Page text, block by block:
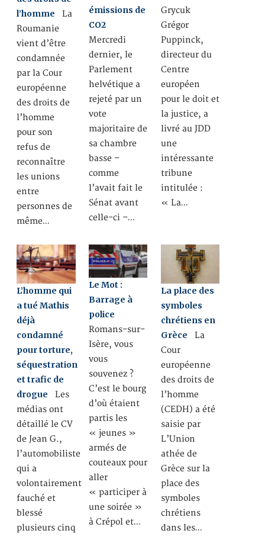
l’homme La
Roumanie
vient d’être
condamnée
par la Cour
européenne
des droits de
l’homme
pour son
refus de
reconnaître
les unions
entre
personnes de
même…
émissions de
CO2
Mercredi
dernier, le
Parlement
helvétique a
rejeté par un
vote
majoritaire de
sa chambre
basse –
comme
l’avait fait le
Sénat avant
celle-ci –…
Grycuk
Grégor
Puppinck,
directeur du
Centre
européen
pour le doit et
la justice, a
livré au JDD
une
intéressante
tribune
intitulée :
« La…
L’homme qui
a tué Mathis
déjà
condamné
pour torture,
séquestration
et trafic de
drogue Les
médias ont
détaillé le CV
de Jean G.,
l’automobiliste
qui a
volontairement
fauché et
blessé
plusieurs cinq
Le Mot :
Barrage à
police
Romans-sur-
Isère, vous
vous
souvenez ?
C’est le bourg
d’où étaient
partis les
« jeunes »
armés de
couteaux pour
aller
« participer à
une soirée »
à Crépol et…
La place des
symboles
chrétiens en
Grèce La
Cour
européenne
des droits de
l’homme
(CEDH) a été
saisie par
L’Union
athée de
Grèce sur la
place des
symboles
chrétiens
dans les…